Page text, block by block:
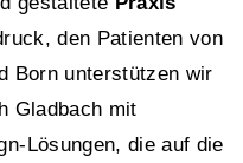
den Patienten von
Born unterstützen wir
Gladbach mit
Lösungen, die auf die